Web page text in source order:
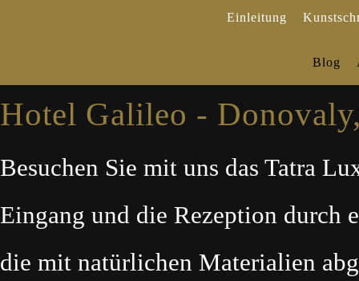
Einleitung
Blog
Hotel Galileo -
Besuchen Sie mit uns das Tatra
Eingang und die Rezeption durch
die mit natürlichen Materialien